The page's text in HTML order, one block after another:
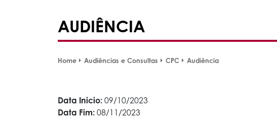
AUDIÊNCIA
Home Audiências e Consultas CPC Audiência
Data Inicio: 09/10/2023
Data Fim: 08/11/2023